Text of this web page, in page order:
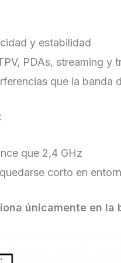
y estabilidad
PDAs, streaming y
que la banda
que 2,4 GHz
corto en
únicamente en la